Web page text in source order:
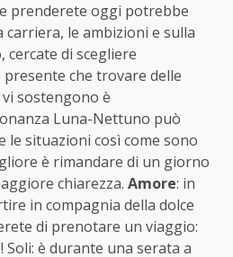
prenderete oggi potrebbe
le ambizioni e sulla
di scegliere
che trovare delle
sostengono è
Luna-Nettuno può
le situazioni così come sono
è rimandare di un giorno
chiarezza. Amore: in
in compagnia della dolce
di prenotare un viaggio:
Soli: è durante una serata a